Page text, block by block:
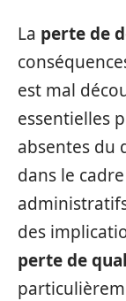
La perte de
est mal
essentielles
absentes du
dans le
des
perte de